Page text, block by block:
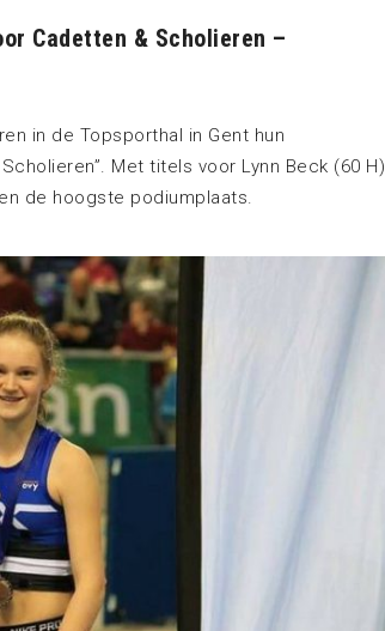
Cadetten & Scholieren –
in de Topsporthal in Gent hun
Met titels voor Lynn Beck (60 H)
de hoogste podiumplaats.